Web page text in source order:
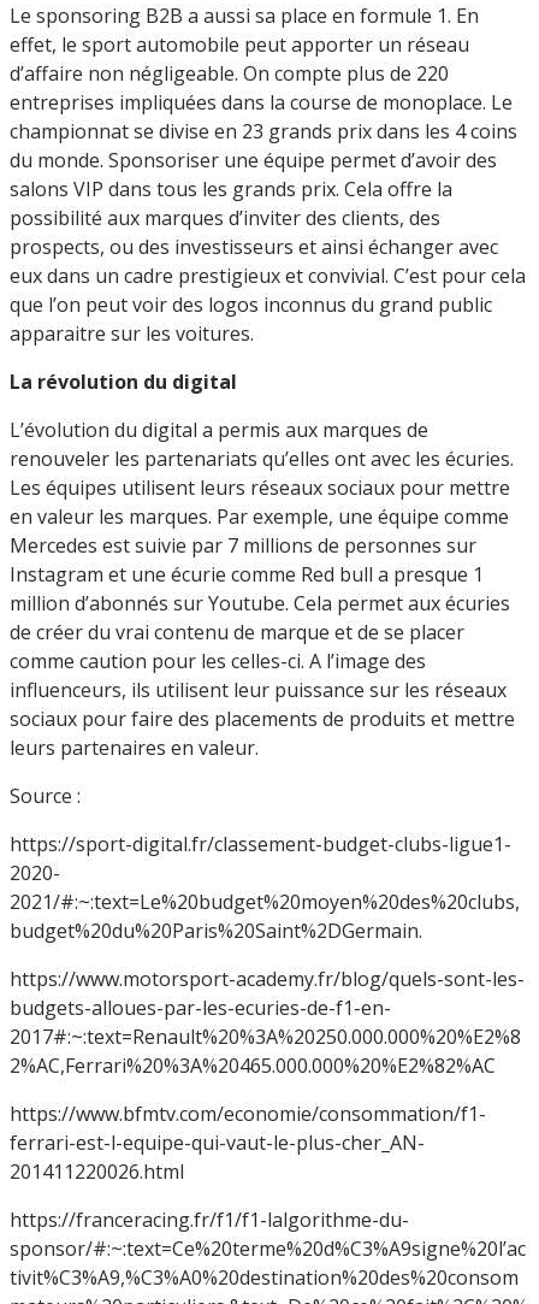
Le sponsoring B2B a aussi sa place en formule 1. En
effet, le sport automobile peut apporter un réseau
d’affaire non négligeable. On compte plus de 220
entreprises impliquées dans la course de monoplace. Le
championnat se divise en 23 grands prix dans les 4 coins
du monde. Sponsoriser une équipe permet d’avoir des
salons VIP dans tous les grands prix. Cela offre la
possibilité aux marques d’inviter des clients, des
prospects, ou des investisseurs et ainsi échanger avec
eux dans un cadre prestigieux et convivial. C’est pour cela
que l’on peut voir des logos inconnus du grand public
apparaitre sur les voitures.
La révolution du digital
L’évolution du digital a permis aux marques de
renouveler les partenariats qu’elles ont avec les écuries.
Les équipes utilisent leurs réseaux sociaux pour mettre
en valeur les marques. Par exemple, une équipe comme
Mercedes est suivie par 7 millions de personnes sur
Instagram et une écurie comme Red bull a presque 1
million d’abonnés sur Youtube. Cela permet aux écuries
de créer du vrai contenu de marque et de se placer
comme caution pour les celles-ci. A l’image des
influenceurs, ils utilisent leur puissance sur les réseaux
sociaux pour faire des placements de produits et mettre
leurs partenaires en valeur.
Source :
https://sport-digital.fr/classement-budget-clubs-ligue1-
2020-
2021/#:~:text=Le%20budget%20moyen%20des%20clubs,
budget%20du%20Paris%20Saint%2DGermain.
https://www.motorsport-academy.fr/blog/quels-sont-les-
budgets-alloues-par-les-ecuries-de-f1-en-
2017#:~:text=Renault%20%3A%20250.000.000%20%E2%8
2%AC,Ferrari%20%3A%20465.000.000%20%E2%82%AC
https://www.bfmtv.com/economie/consommation/f1-
ferrari-est-l-equipe-qui-vaut-le-plus-cher_AN-
201411220026.html
https://franceracing.fr/f1/f1-lalgorithme-du-
sponsor/#:~:text=Ce%20terme%20d%C3%A9signe%20l’ac
tivit%C3%A9,%C3%A0%20destination%20des%20consom